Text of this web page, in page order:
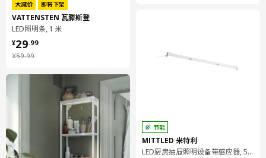
大减价 即将下架
VATTENSTEN 瓦滕斯登
LED照明条, 1 米
¥59.99
¥ 59.99
¥29.99
¥ 29.99
节能
MITTLED 米特利
LED厨房抽屉照明设备带感应器, 56 厘米